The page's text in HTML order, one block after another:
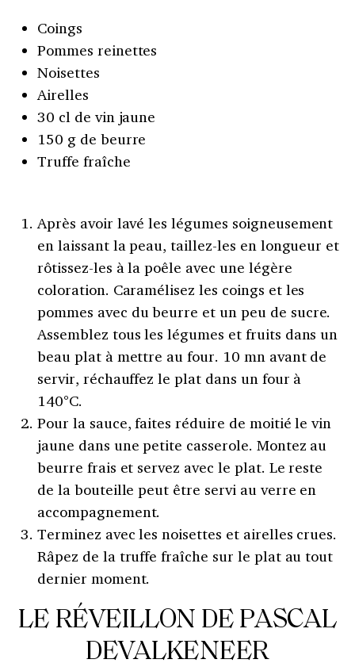
Coings
Pommes reinettes
Noisettes
Airelles
30 cl de vin jaune
150 g de beurre
Truffe fraîche
Après avoir lavé les légumes soigneusement
en laissant la peau, taillez-les en longueur et
rôtissez-les à la poêle avec une légère
coloration. Caramélisez les coings et les
pommes avec du beurre et un peu de sucre.
Assemblez tous les légumes et fruits dans un
beau plat à mettre au four. 10 mn avant de
servir, réchauffez le plat dans un four à
140°C.
Pour la sauce, faites réduire de moitié le vin
jaune dans une petite casserole. Montez au
beurre frais et servez avec le plat. Le reste
de la bouteille peut être servi au verre en
accompagnement.
Terminez avec les noisettes et airelles crues.
Râpez de la truffe fraîche sur le plat au tout
dernier moment.
LE RÉVEILLON DE PASCAL
DEVALKENEER